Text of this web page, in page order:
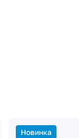
Новинка